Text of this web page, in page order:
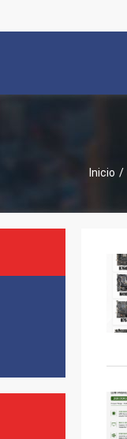
Inicio /